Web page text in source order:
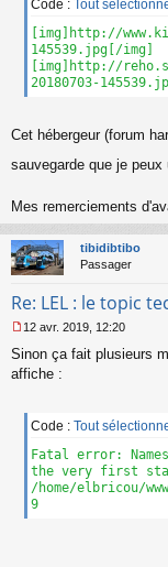
Code : Tout
[img]http://
145539.jpg[/img]
[img]http://
20180703-
Cet hébergeur (forum
sauvegarde que je peux
Mes remerciements
tibidibtibo
Passager
Re: LEL : le topic
e
s
u
12 avr. 2019, 12:20
Sinon ça fait plusieurs
affiche :
Code : Tout
Fatal error:
the very first
/home/elbricou/
9